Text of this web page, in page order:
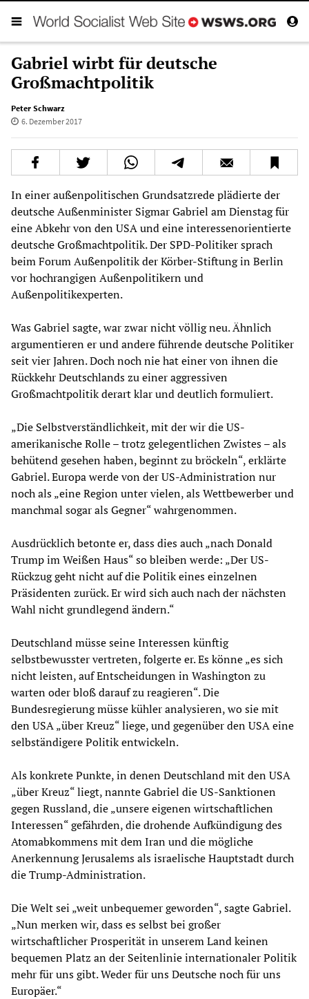
Gabriel wirbt für deutsche
Großmachtpolitik
Peter Schwarz
6. Dezember 2017
In einer außenpolitischen Grundsatzrede plädierte der
deutsche Außenminister Sigmar Gabriel am Dienstag für
eine Abkehr von den USA und eine interessenorientierte
deutsche Großmachtpolitik. Der SPD-Politiker sprach
beim Forum Außenpolitik der Körber-Stiftung in Berlin
vor hochrangigen Außenpolitikern und
Außenpolitikexperten.
Was Gabriel sagte, war zwar nicht völlig neu. Ähnlich
argumentieren er und andere führende deutsche Politiker
seit vier Jahren. Doch noch nie hat einer von ihnen die
Rückkehr Deutschlands zu einer aggressiven
Großmachtpolitik derart klar und deutlich formuliert.
„Die Selbstverständlichkeit, mit der wir die US-
amerikanische Rolle – trotz gelegentlichen Zwistes – als
behütend gesehen haben, beginnt zu bröckeln“, erklärte
Gabriel. Europa werde von der US-Administration nur
noch als „eine Region unter vielen, als Wettbewerber und
manchmal sogar als Gegner“ wahrgenommen.
Ausdrücklich betonte er, dass dies auch „nach Donald
Trump im Weißen Haus“ so bleiben werde: „Der US-
Rückzug geht nicht auf die Politik eines einzelnen
Präsidenten zurück. Er wird sich auch nach der nächsten
Wahl nicht grundlegend ändern.“
Deutschland müsse seine Interessen künftig
selbstbewusster vertreten, folgerte er. Es könne „es sich
nicht leisten, auf Entscheidungen in Washington zu
warten oder bloß darauf zu reagieren“. Die
Bundesregierung müsse kühler analysieren, wo sie mit
den USA „über Kreuz“ liege, und gegenüber den USA eine
selbständigere Politik entwickeln.
Als konkrete Punkte, in denen Deutschland mit den USA
„über Kreuz“ liegt, nannte Gabriel die US-Sanktionen
gegen Russland, die „unsere eigenen wirtschaftlichen
Interessen“ gefährden, die drohende Aufkündigung des
Atomabkommens mit dem Iran und die mögliche
Anerkennung Jerusalems als israelische Hauptstadt durch
die Trump-Administration.
Die Welt sei „weit unbequemer geworden“, sagte Gabriel.
„Nun merken wir, dass es selbst bei großer
wirtschaftlicher Prosperität in unserem Land keinen
bequemen Platz an der Seitenlinie internationaler Politik
mehr für uns gibt. Weder für uns Deutsche noch für uns
Europäer.“